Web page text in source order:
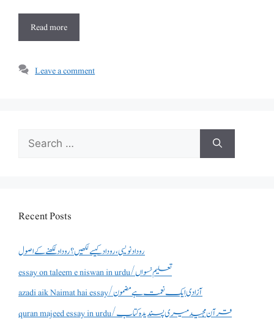
Read more
Leave a comment
Search
for:
Recent Posts
روداد نویسی ،روداد کیسے لکھیں؟ روداد لکھنے کے اصول
essay on taleem e niswan in urdu/تعلیم نسواں
azadi aik Naimat hai essay/آزادی ایک نعمت ہے مضمون
quran majeed essay in urdu/قرآن مجید میری پسندیدہ کتاب